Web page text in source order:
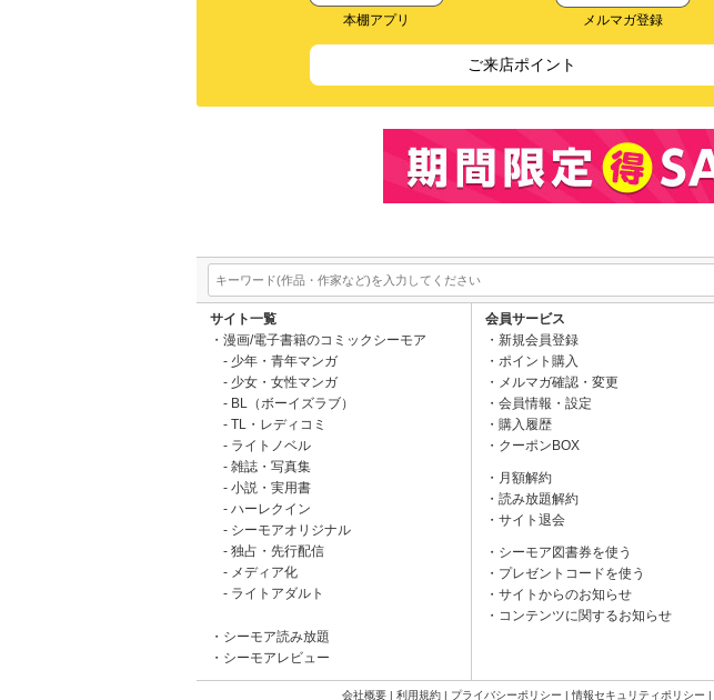
本棚アプリ メルマガ登録
ご来店ポイント
サイト一覧
漫画/電子書籍のコミックシーモア
少年・青年マンガ
少女・女性マンガ
BL（ボーイズラブ）
TL・レディコミ
ライトノベル
雑誌・写真集
小説・実用書
ハーレクイン
シーモアオリジナル
独占・先行配信
メディア化
ライトアダルト
シーモア読み放題
シーモアレビュー
会員サービス
新規会員登録
ポイント購入
メルマガ確認・変更
会員情報・設定
購入履歴
クーポンBOX
月額解約
読み放題解約
サイト退会
シーモア図書券を使う
プレゼントコードを使う
サイトからのお知らせ
コンテンツに関するお知らせ
会社概要| 利用規約| プライバシーポリシー 情報セキュリティポリシー